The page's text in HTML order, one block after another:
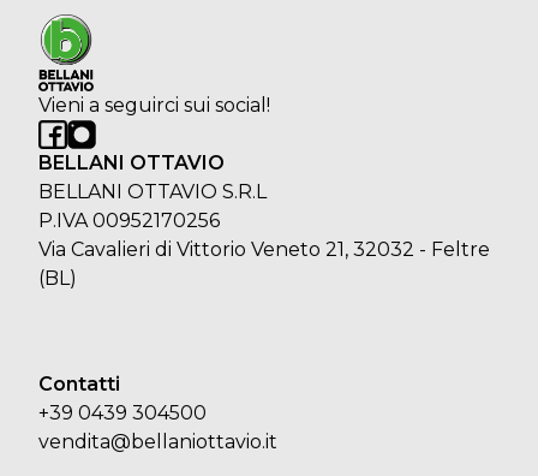
Vieni a seguirci sui social!
BELLANI OTTAVIO
BELLANI OTTAVIO S.R.L
P.IVA 00952170256
Via Cavalieri di Vittorio Veneto 21, 32032 - Feltre
(BL)
Contatti
+39 0439 304500
vendita@bellaniottavio.it